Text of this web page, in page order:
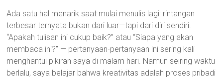
Ada satu hal menarik saat mulai menulis lagi: rintangan
terbesar ternyata bukan dari luar—tapi dari diri sendiri.
“Apakah tulisan ini cukup baik?” atau “Siapa yang akan
membaca ini?” — pertanyaan-pertanyaan ini sering kali
menghantui pikiran saya di malam hari. Namun seiring waktu
berlalu, saya belajar bahwa kreativitas adalah proses pribadi